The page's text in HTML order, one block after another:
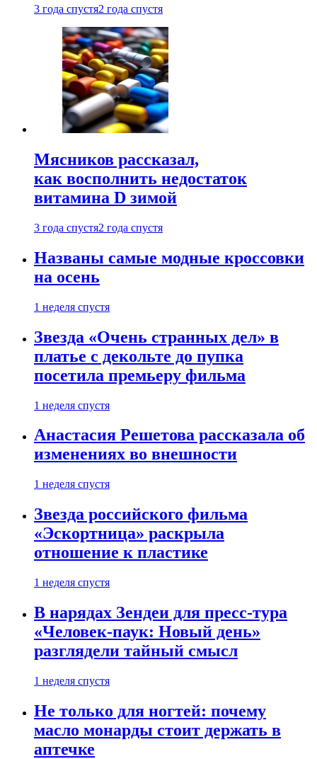
3 года спустя2 года спустя
Мясников рассказал,
как восполнить недостаток
витамина D зимой
3 года спустя2 года спустя
Названы самые модные кроссовки
на осень
1 неделя спустя
Звезда «Очень странных дел» в
платье с декольте до пупка
посетила премьеру фильма
1 неделя спустя
Анастасия Решетова рассказала об
изменениях во внешности
1 неделя спустя
Звезда российского фильма
«Эскортница» раскрыла
отношение к пластике
1 неделя спустя
В нарядах Зендеи для пресс-тура
«Человек-паук: Новый день»
разглядели тайный смысл
1 неделя спустя
Не только для ногтей: почему
масло монарды стоит держать в
аптечке